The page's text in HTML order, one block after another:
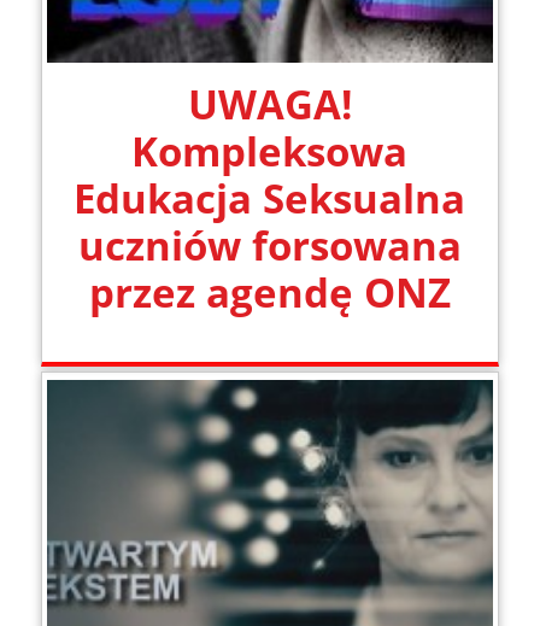
UWAGA!
Kompleksowa
Edukacja Seksualna
uczniów forsowana
przez agendę ONZ